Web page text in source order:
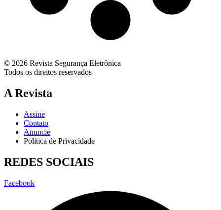
© 2026 Revista Segurança Eletrônica
Todos os direitos reservados
A Revista
Assine
Contato
Anuncie
Política de Privacidade
REDES SOCIAIS
Facebook